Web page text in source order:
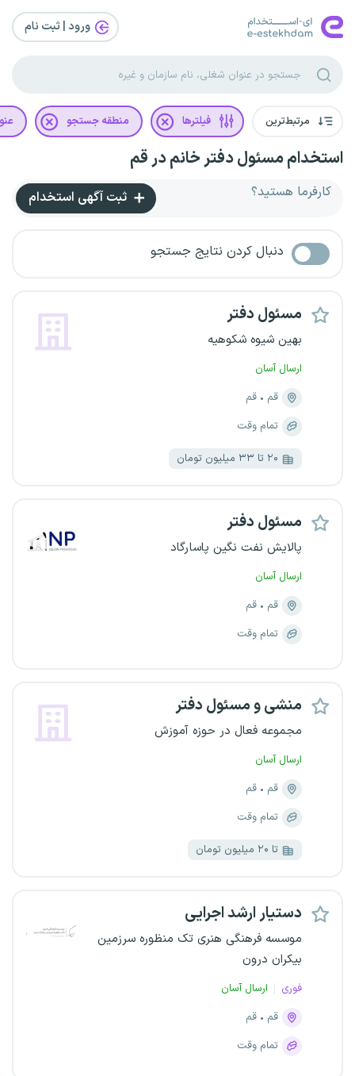
ورود | ثبت‌ نام
مرتبط‌ترین فیلترها منطقه جستجو
استخدام مسئول دفتر خانم در قم
کارفرما هستید؟ ثبت آگهی استخدام
دنبال کردن نتایج جستجو
مسئول دفتر
بهین شیوه شکوهیه
ارسال آسان
قم
قم
تمام وقت
۲۰ تا ۳۳ میلیون تومان
مسئول دفتر
پالایش نفت نگین پاسارگاد
ارسال آسان
قم
قم
تمام وقت
منشی و مسئول دفتر
مجموعه فعال در حوزه آموزش
ارسال آسان
قم
قم
تمام وقت
تا ۲۰ میلیون تومان
دستیار ارشد اجرایی
موسسه فرهنگی هنری تک منظوره سرزمین
بیکران درون
فوری
ارسال آسان
قم
قم
تمام وقت